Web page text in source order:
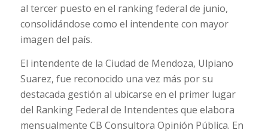
al tercer puesto en el ranking federal de junio,
consolidándose como el intendente con mayor
imagen del país.
El intendente de la Ciudad de Mendoza, Ulpiano
Suarez, fue reconocido una vez más por su
destacada gestión al ubicarse en el primer lugar
del Ranking Federal de Intendentes que elabora
mensualmente CB Consultora Opinión Pública. En